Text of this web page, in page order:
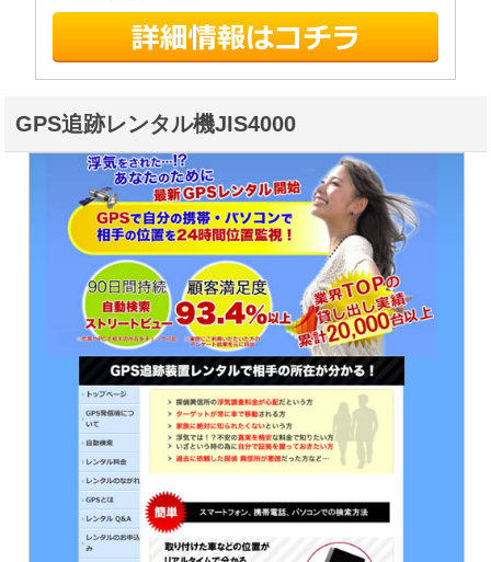
GPS追跡レンタル機JIS4000